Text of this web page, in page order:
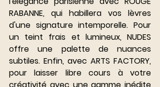
RABANNE, qui habillera vos lèvres
d'une signature intemporelle. Pour
un teint frais et lumineux, NUDES
offre une palette de nuances
subtiles. Enfin, avec ARTS FACTORY,
pour laisser libre cours à votre